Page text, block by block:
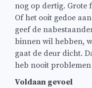
nog op dertig. Grote
Of het ooit gedoe
geef de
binnen wil hebben,
gaat de deur dicht.
heb nooit problemen
Voldaan gevoel